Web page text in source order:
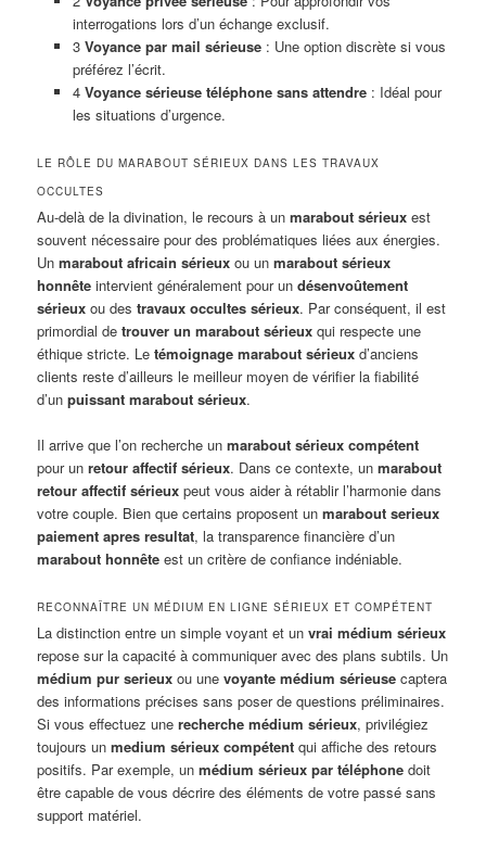
interrogations lors d’un échange exclusif.
3 Voyance par mail sérieuse: Une option discrète si vous
préférez l’écrit.
4 Voyance sérieuse téléphone sans attendre: Idéal pour
les situations d’urgence.
LE RÔLE DU MARABOUT SÉRIEUX DANS LES TRAVAUX
OCCULTES
Au-delà de la divination, le recours à unmarabout sérieux est
souvent nécessaire pour des problématiques liées aux énergies.
Unmarabout africain sérieux ou unmarabout sérieux
honnête intervient généralement pour undésenvoûtement
sérieux ou destravaux occultes sérieux. Par conséquent, il est
primordial detrouver un marabout sérieux qui respecte une
éthique stricte. Letémoignage marabout sérieux d’anciens
clients reste d’ailleurs le meilleur moyen de vérifier la fiabilité
d’unpuissant marabout sérieux.
Il arrive que l’on recherche unmarabout sérieux compétent
pour unretour affectif sérieux. Dans ce contexte, unmarabout
retour affectif sérieux peut vous aider à rétablir l’harmonie dans
votre couple. Bien que certains proposent unmarabout serieux
paiement apres resultat, la transparence financière d’un
marabout honnête est un critère de confiance indéniable.
RECONNAÎTRE UN MÉDIUM EN LIGNE SÉRIEUX ET COMPÉTENT
La distinction entre un simple voyant et unvrai médium sérieux
repose sur la capacité à communiquer avec des plans subtils. Un
médium pur serieux ou unevoyante médium sérieuse captera
des informations précises sans poser de questions préliminaires.
Si vous effectuez unerecherche médium sérieux, privilégiez
toujours unmedium sérieux compétent qui affiche des retours
positifs. Par exemple, unmédium sérieux par téléphone doit
être capable de vous décrire des éléments de votre passé sans
support matériel.